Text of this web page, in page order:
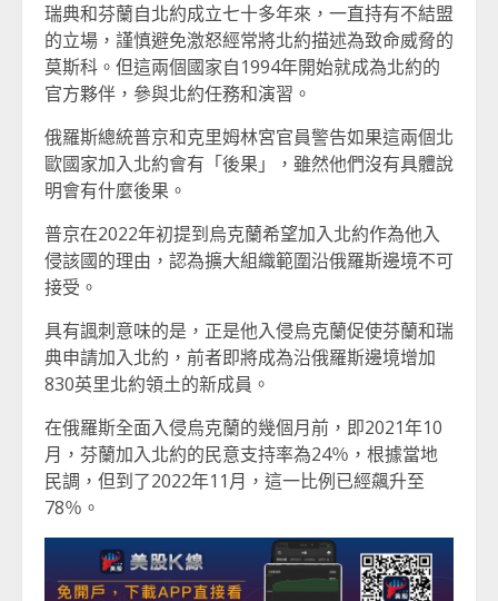
瑞典和芬蘭自北約成立七十多年來，一直持有不結盟
的立場，謹慎避免激怒經常將北約描述為致命威脅的
莫斯科。但這兩個國家自1994年開始就成為北約的
官方夥伴，參與北約任務和演習。
俄羅斯總統普京和克里姆林宮官員警告如果這兩個北
歐國家加入北約會有「後果」，雖然他們沒有具體說
明會有什麼後果。
普京在2022年初提到烏克蘭希望加入北約作為他入
侵該國的理由，認為擴大組織範圍沿俄羅斯邊境不可
接受。
具有諷刺意味的是，正是他入侵烏克蘭促使芬蘭和瑞
典申請加入北約，前者即將成為沿俄羅斯邊境增加
830英里北約領土的新成員。
在俄羅斯全面入侵烏克蘭的幾個月前，即2021年10
月，芬蘭加入北約的民意支持率為24％，根據當地
民調，但到了2022年11月，這一比例已經飆升至
78％。